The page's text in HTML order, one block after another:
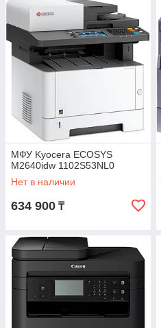
МФУ Kyocera ECOSYS
M2640idw 1102S53NL0
Нет в наличии
634 900 ₸